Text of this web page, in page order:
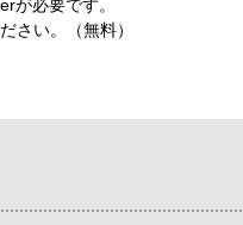
が必要です。
さい。（無料）